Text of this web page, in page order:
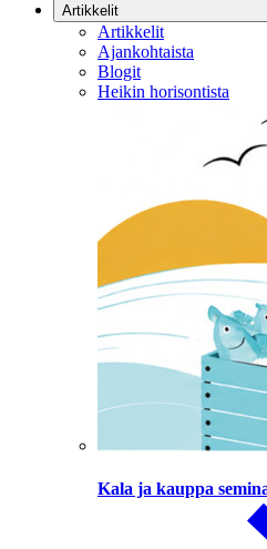
Artikkelit
Artikkelit
Ajankohtaista
Blogit
Heikin horisontista
Kala ja kauppa